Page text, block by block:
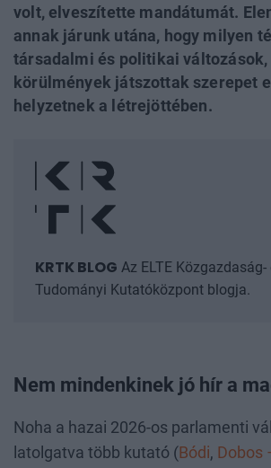
volt, elveszítette mandátumát.
annak járunk utána, hogy milyen
társadalmi és politikai
körülmények játszottak szerepet
helyzetnek a létrejöttében.
KRTK BLOG Az ELTE
Tudományi Kutatóközpont blogja.
Nem mindenkinek jó hír a
Noha a hazai 2026-os parlamenti
latolgatva több kutató ( Bódi, Dobos